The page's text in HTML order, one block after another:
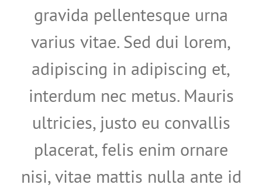
gravida pellentesque urna
varius vitae. Sed dui lorem,
adipiscing in adipiscing et,
interdum nec metus. Mauris
ultricies, justo eu convallis
placerat, felis enim ornare
nisi, vitae mattis nulla ante id